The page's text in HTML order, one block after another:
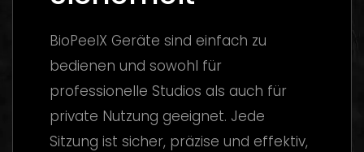
BioPeelX Geräte sind einfach zu
bedienen und sowohl für
professionelle Studios als auch für
private Nutzung geeignet. Jede
Sitzung ist sicher, präzise und effektiv,